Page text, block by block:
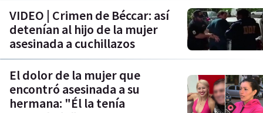
VIDEO | Crimen de Béccar: así
detenían al hijo de la mujer
asesinada a cuchillazos
El dolor de la mujer que
encontró asesinada a su
hermana: "Él la tenía